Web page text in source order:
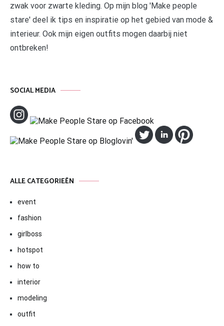
zwak voor zwarte kleding. Op mijn blog 'Make people
stare' deel ik tips en inspiratie op het gebied van mode &
interieur. Ook mijn eigen outfits mogen daarbij niet
ontbreken!
SOCIAL MEDIA
ALLE CATEGORIEËN
event
fashion
girlboss
hotspot
how to
interior
modeling
outfit